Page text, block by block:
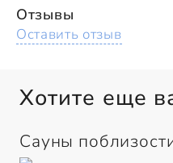
Отзывы
Оставить отзыв
Хотите еще
Сауны